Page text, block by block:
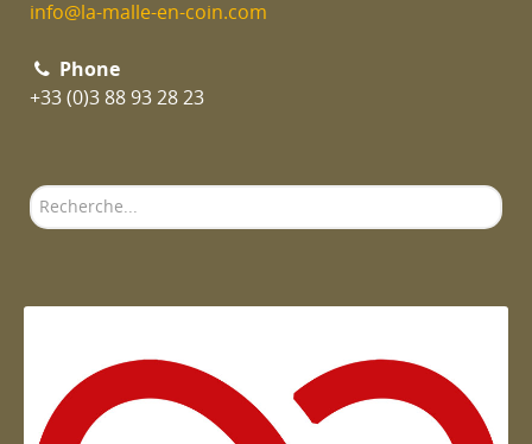
info@la-malle-en-coin.com
Phone
+33 (0)3 88 93 28 23
Rechercher